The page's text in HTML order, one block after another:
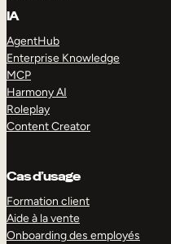
IA
AgentHub
Enterprise Knowledge
MCP
Harmony AI
Roleplay
Content Creator
Cas d’usage
Formation client
Aide à la vente
Onboarding des employés